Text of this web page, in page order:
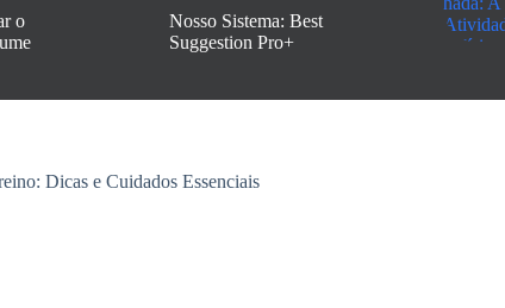
o
Nosso Sistema: Best
Suggestion Pro+